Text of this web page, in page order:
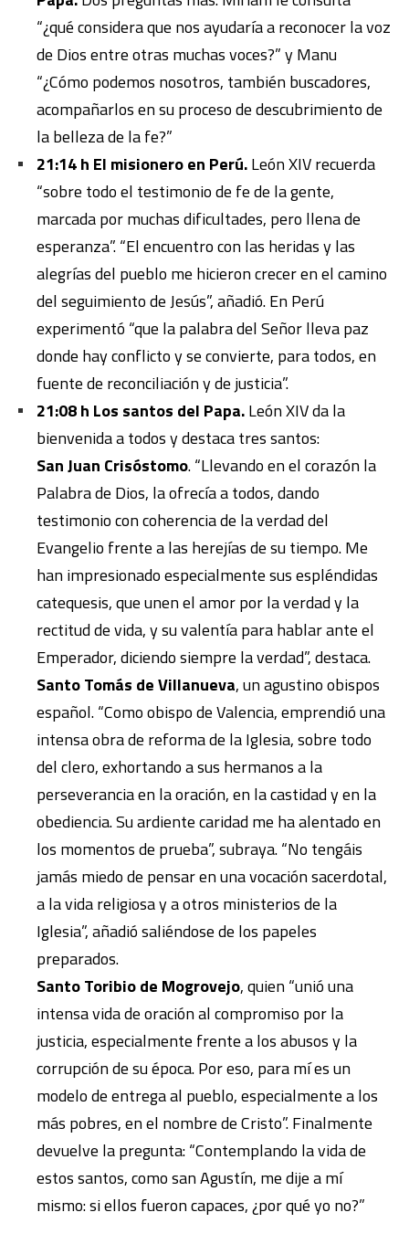
“¿qué considera que nos ayudaría a reconocer la voz
de Dios entre otras muchas voces?” y Manu
“¿Cómo podemos nosotros, también buscadores,
acompañarlos en su proceso de descubrimiento de
la belleza de la fe?”
21:14 h El misionero en Perú.León XIV recuerda
“sobre todo el testimonio de fe de la gente,
marcada por muchas dificultades, pero llena de
esperanza”. “El encuentro con las heridas y las
alegrías del pueblo me hicieron crecer en el camino
del seguimiento de Jesús”, añadió. En Perú
experimentó “que la palabra del Señor lleva paz
donde hay conflicto y se convierte, para todos, en
fuente de reconciliación y de justicia”.
21:08 h Los santos del Papa.León XIV da la
bienvenida a todos y destaca tres santos:
San Juan Crisóstomo. “Llevando en el corazón la
Palabra de Dios, la ofrecía a todos, dando
testimonio con coherencia de la verdad del
Evangelio frente a las herejías de su tiempo. Me
han impresionado especialmente sus espléndidas
catequesis, que unen el amor por la verdad y la
rectitud de vida, y su valentía para hablar ante el
Emperador, diciendo siempre la verdad”, destaca.
Santo Tomás de Villanueva, un agustino obispos
español. “Como obispo de Valencia, emprendió una
intensa obra de reforma de la Iglesia, sobre todo
del clero, exhortando a sus hermanos a la
perseverancia en la oración, en la castidad y en la
obediencia. Su ardiente caridad me ha alentado en
los momentos de prueba”, subraya. “No tengáis
jamás miedo de pensar en una vocación sacerdotal,
a la vida religiosa y a otros ministerios de la
Iglesia”, añadió saliéndose de los papeles
preparados.
Santo Toribio de Mogrovejo, quien “unió una
intensa vida de oración al compromiso por la
justicia, especialmente frente a los abusos y la
corrupción de su época. Por eso, para mí es un
modelo de entrega al pueblo, especialmente a los
más pobres, en el nombre de Cristo”. Finalmente
devuelve la pregunta: “Contemplando la vida de
estos santos, como san Agustín, me dije a mí
mismo: si ellos fueron capaces, ¿por qué yo no?”